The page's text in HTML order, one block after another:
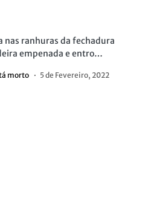
nas ranhuras da fechadura
empenada e entro…
morto 5 de Fevereiro, 2022